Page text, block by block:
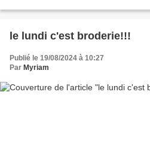
le lundi c'est broderie!!!
Publié le 19/08/2024 à 10:27
Par Myriam